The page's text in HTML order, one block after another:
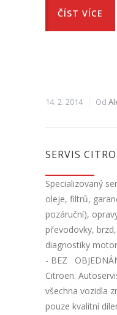
ČÍST VÍCE
14. 2. 2014 Od
SERVIS
Specializovaný
oleje, filtrů,
pozáruční),
převodovky,
diagnostiky
- BEZ
Citroen.
všechna vozidla
pouze kvalitní